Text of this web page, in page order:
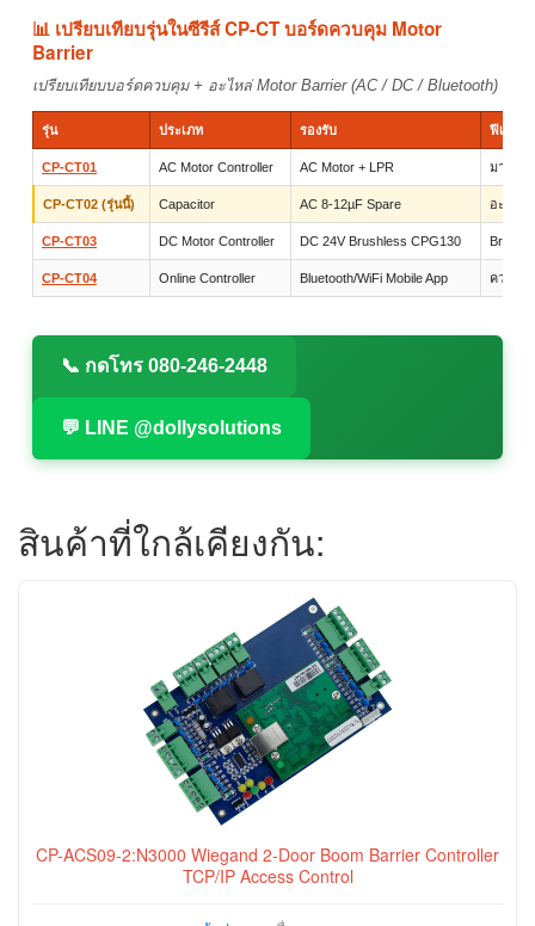
📊 เปรียบเทียบรุ่นในซีรีส์ CP-CT บอร์ดควบคุม Motor
Barrier
เปรียบเทียบบอร์ดควบคุม + อะไหล่ Motor Barrier (AC / DC / Bluetooth)
รุ่น ประเภท รองรับ ฟีเจอร์
CP-CT01 AC Motor Controller AC Motor + LPR มาตรฐ
CP-CT02 (รุ่นนี้) Capacitor AC 8-12µF Spare อะไหล่
CP-CT03 DC Motor Controller DC 24V Brushless CPG130
CP-CT04 Online Controller Bluetooth/WiFi Mobile App ควบคุม
📞 กดโทร 080-246-2448
💬 LINE @dollysolutions
สินค้าที่ใกล้เคียงกัน:
CP-ACS09-2:N3000 Wiegand 2-Door Boom Barrier Controller
TCP/IP Access Control